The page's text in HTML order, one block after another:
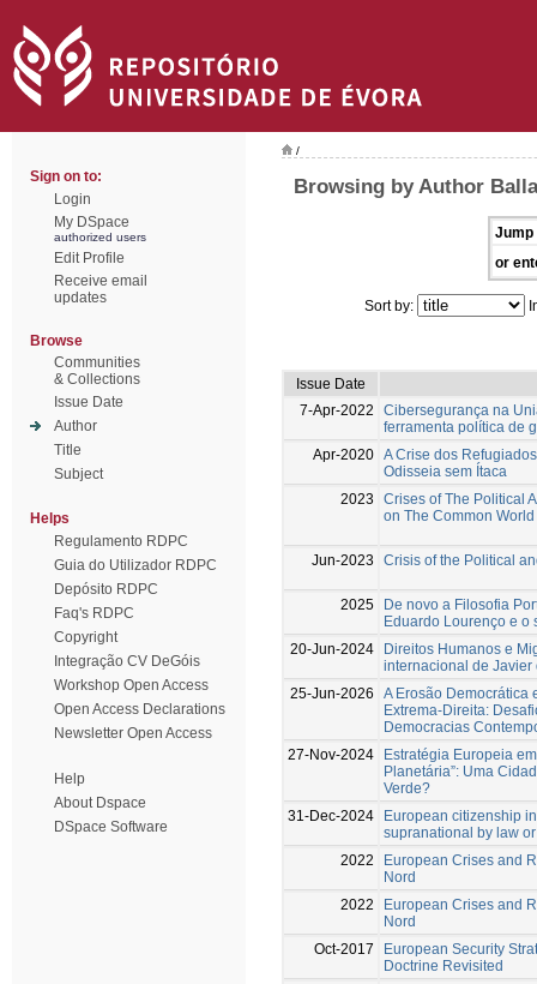
Sign on to:
Login
My DSpace
authorized users
Edit Profile
Receive email
updates
Browse
Communities
& Collections
Issue Date
Author
Title
Subject
Helps
Regulamento RDPC
Guia do Utilizador RDPC
Depósito RDPC
Faq's RDPC
Copyright
Integração CV DeGóis
Workshop Open Access
Open Access Declarations
Newsletter Open Access
Help
About Dspace
DSpace Software
/
Browsing by Author
Jump
or
Sort by:
Issue Date
7-Apr-2022
Cibersegurança na
ferramenta política de
Apr-2020 A Crise dos
Odisseia sem Ítaca
2023
Crises of The Political
on The Common World
Jun-2023 Crisis of the Political
2025
De novo a Filosofia
Eduardo Lourenço e o
20-Jun-2024
Direitos Humanos e
internacional de Javier
25-Jun-2026
A Erosão Democrática
Extrema-Direita:
Democracias
27-Nov-2024
Estratégia Europeia
Planetária”: Uma
Verde?
31-Dec-2024
European citizenship
supranational by law
2022
European Crises and
Nord
2022
European Crises and
Nord
Oct-2017
European Security
Doctrine Revisited